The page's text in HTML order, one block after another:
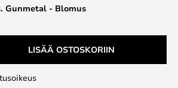
Gunmetal - Blomus
LISÄÄ OSTOSKORIIN